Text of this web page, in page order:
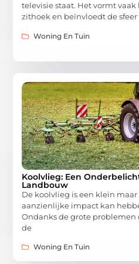
televisie staat. Het vormt
zithoek en beïnvloedt de sfeer
Woning En Tuin
Koolvlieg: Een
Landbouw
De koolvlieg is een klein
aanzienlijke impact kan
Ondanks de grote problemen
de
Woning En Tuin